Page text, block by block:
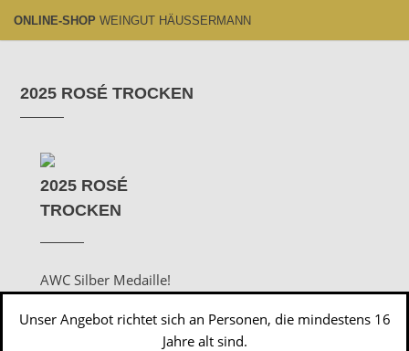
ONLINE-SHOP WEINGUT HÄUSSERMANN
2025 ROSÉ TROCKEN
2025 ROSÉ
TROCKEN
AWC Silber Medaille!
elegant. Eine Cuvée aus
Unser Angebot richtet sich an Personen, die mindestens 16
Jahre alt sind.